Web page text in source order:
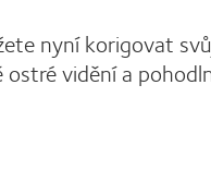
nyní korigovat
vidění a